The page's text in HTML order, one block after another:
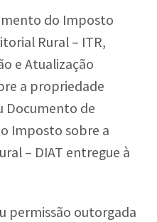
do Imposto
Rural – ITR,
e Atualização
a propriedade
Documento de
Imposto sobre a
– DIAT entregue à
permissão outorgada